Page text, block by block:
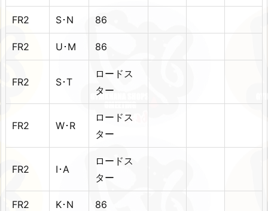
FR2 S･N 86
FR2 U･M 86
FR2 S･T
ロードス
ター
FR2 W･R
ロードス
ター
FR2 I･A
ロードス
ター
FR2 K･N 86